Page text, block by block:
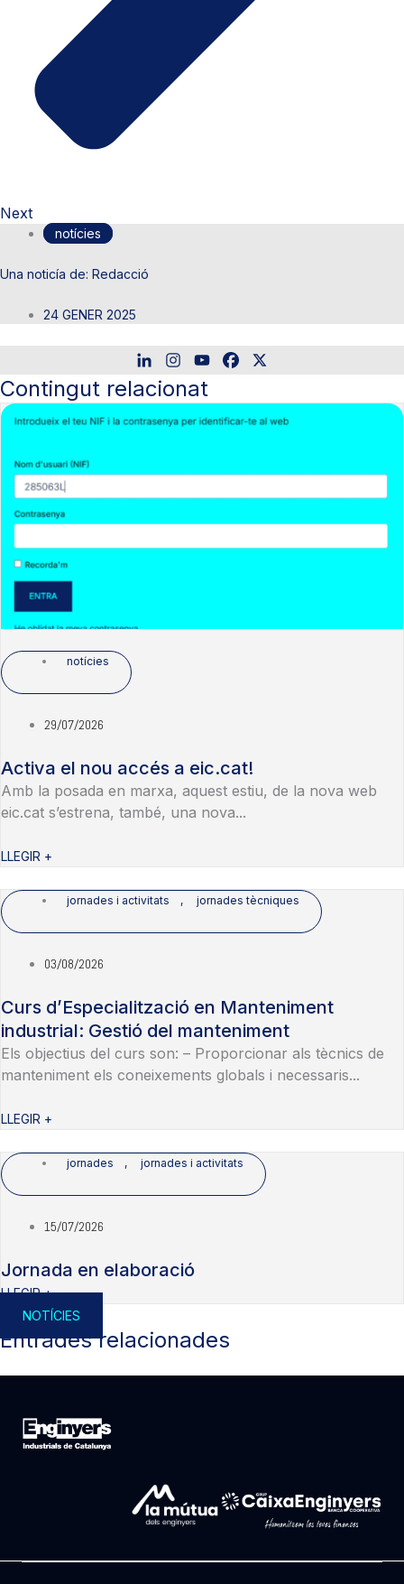
Next
notícies
Redacció
24 GENER 2025
Contingut relacionat
notícies
29/07/2026
Activa el nou accés a eic.cat!
Amb la posada en marxa, aquest estiu, de la nova web
eic.cat s’estrena, també, una nova...
LLEGIR +
jornades i activitats , jornades tècniques
03/08/2026
Curs d’Especialització en Manteniment
industrial: Gestió del manteniment
Els objectius del curs son: – Proporcionar als tècnics de
manteniment els coneixements globals i necessaris...
LLEGIR +
jornades , jornades i activitats
15/07/2026
Jornada en elaboració
LLEGIR +
NOTÍCIES
Entrades relacionades